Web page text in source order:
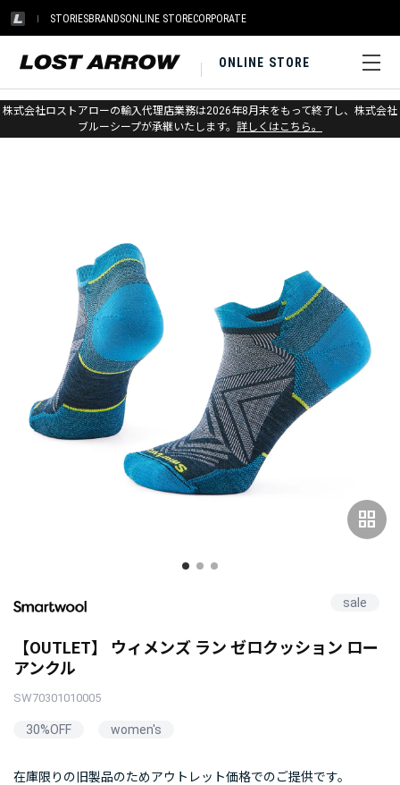
STORIESBRANDSONLINE STORECORPORATE
ONLINE STORE
株式会社ロストアローの輸入代理店業務は2026年8月末をもって終了し、株式会社
ブルーシープが承継いたします。 詳しくはこちら。
ホーム > アウトレット > ソックス
grid_view
sale
【OUTLET】 ウィメンズ ラン ゼロクッション ロー
アンクル
SW70301010005
30%OFF women's
在庫限りの旧製品のためアウトレット価格でのご提供です。